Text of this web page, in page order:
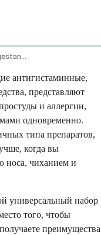
Antihistamine Decongestant And Analgesic Combination Oral Route
антигистаминные,
представляют
и аллергии,
одновременно.
типа препаратов,
когда вы
носа, чиханием и
универсальный набор
того, чтобы
преимущества